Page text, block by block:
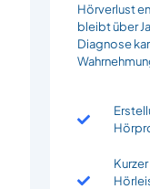
Hörverlust
bleibt über
Diagnose